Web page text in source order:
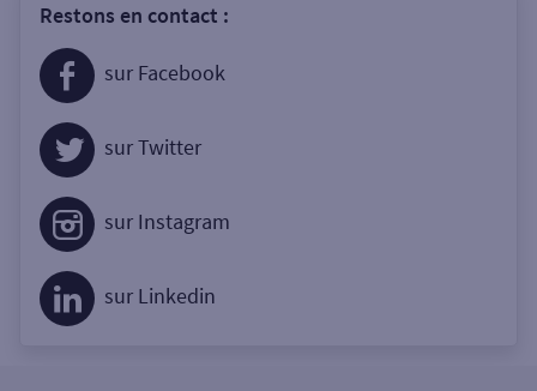
Restons en contact :
sur Facebook
sur Twitter
sur Instagram
sur Linkedin